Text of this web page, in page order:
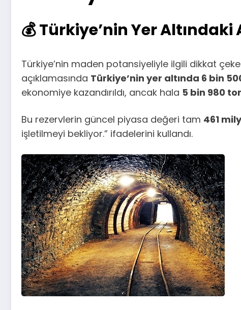
💰 Türkiye’nin Yer Altındaki
Türkiye’nin maden potansiyeliyle ilgili dikkat
açıklamasında Türkiye’nin yer altında 6 bin
ekonomiye kazandırıldı, ancak hala 5 bin 980
Bu rezervlerin güncel piyasa değeri tam 461
işletilmeyi bekliyor.” ifadelerini kullandı.